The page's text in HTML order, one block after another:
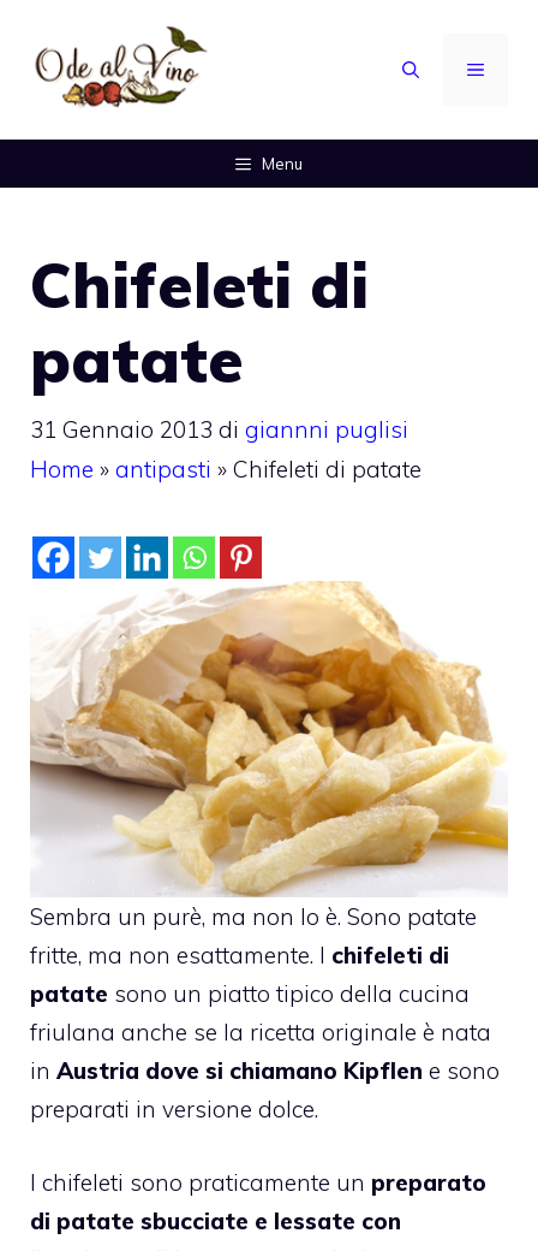
contenuto
MENU
Menu
Chifeleti di
patate
31 Gennaio 2013 di giannni puglisi
Home » antipasti » Chifeleti di patate
Sembra un purè, ma non lo è. Sono patate
fritte, ma non esattamente. I chifeleti di
patate sono un piatto tipico della cucina
friulana anche se la ricetta originale è nata
in Austria dove si chiamano Kipflen e sono
preparati in versione dolce.
I chifeleti sono praticamente un preparato
di patate sbucciate e lessate con